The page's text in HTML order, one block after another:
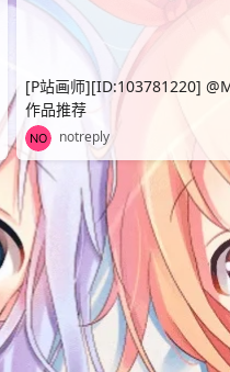
[P站画师][ID:103781220]
作品推荐
notreply